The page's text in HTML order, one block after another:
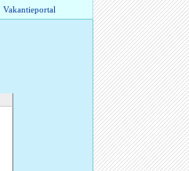
Vakantieportal